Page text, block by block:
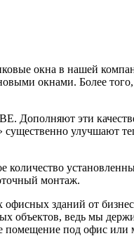
окна в нашей
окнами. Более
Дополняют эти
улучшают
монтаж.
зданий от
объектов, ведь мы
помещение под офис или